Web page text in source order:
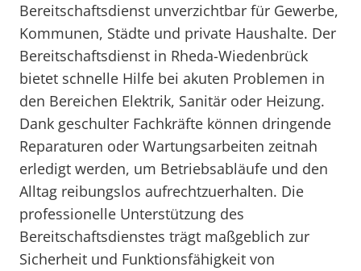
Bereitschaftsdienst unverzichtbar für Gewerbe,
Kommunen, Städte und private Haushalte. Der
Bereitschaftsdienst in Rheda-Wiedenbrück
bietet schnelle Hilfe bei akuten Problemen in
den Bereichen Elektrik, Sanitär oder Heizung.
Dank geschulter Fachkräfte können dringende
Reparaturen oder Wartungsarbeiten zeitnah
erledigt werden, um Betriebsabläufe und den
Alltag reibungslos aufrechtzuerhalten. Die
professionelle Unterstützung des
Bereitschaftsdienstes trägt maßgeblich zur
Sicherheit und Funktionsfähigkeit von